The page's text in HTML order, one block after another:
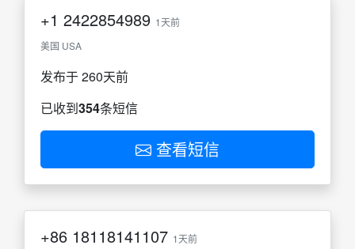
+1 2422854989 1天前
美国 USA
发布于 260天前
已收到354条短信
查看短信
+86 18118141107 1天前